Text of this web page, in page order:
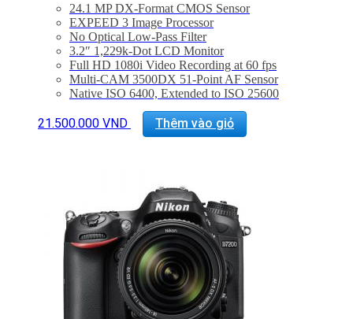
24.1 MP DX-Format CMOS Sensor
EXPEED 3 Image Processor
No Optical Low-Pass Filter
3.2″ 1,229k-Dot LCD Monitor
Full HD 1080i Video Recording at 60 fps
Multi-CAM 3500DX 51-Point AF Sensor
Native ISO 6400, Extended to ISO 25600
2,016-Pixel RGB Sensor Exposure Metering
DX NIKKOR 18-140mm f/3.5-5.6G ED VR Lens
21.500.000 VND Thêm vào giỏ